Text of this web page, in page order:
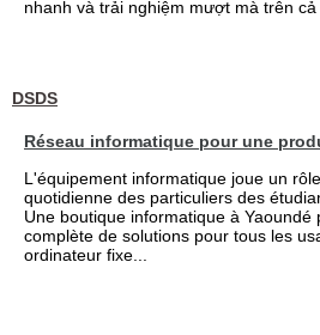
nhanh và trải nghiệm mượt mà trên cả
DSDS
Réseau informatique pour une
L'équipement informatique joue un
quotidienne des particuliers des
Une boutique informatique à Yaoundé
complète de solutions pour tous les
ordinateur fixe...